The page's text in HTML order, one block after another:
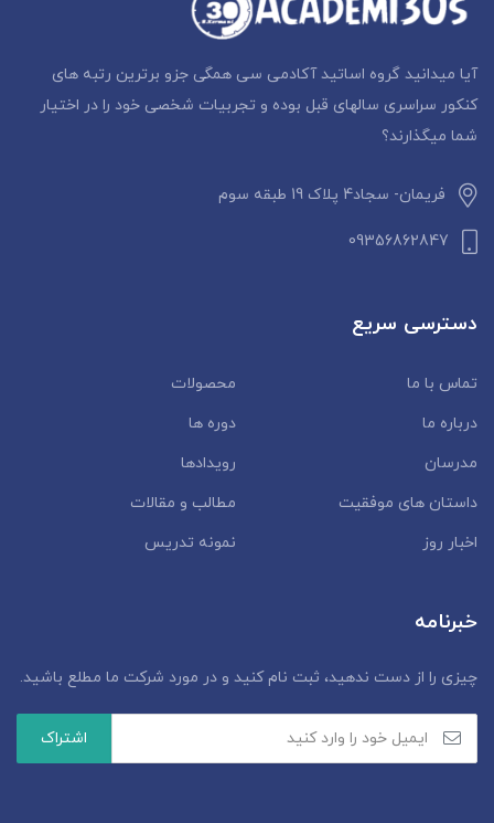
آیا میدانید گروه اساتید آکادمی سی همگی جزو برترین رتبه های
کنکور سراسری سالهای قبل بوده و تجربیات شخصی خود را در اختیار
شما میگذارند؟
فریمان- سجاد4 پلاک 19 طبقه سوم
09356862847
دسترسی سریع
تماس با ما
محصولات
درباره ما
دوره ها
مدرسان
رویدادها
داستان‌ های موفقیت
مطالب و مقالات
اخبار روز
نمونه تدریس
خبرنامه
چیزی را از دست ندهید، ثبت نام کنید و در مورد شرکت ما مطلع باشید.